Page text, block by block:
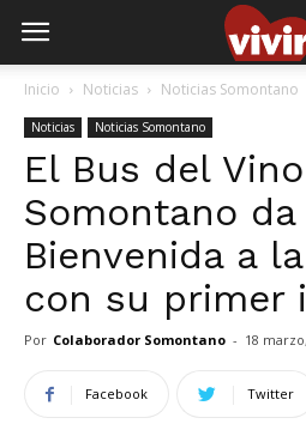
Inicio Noticias Noticias Somontano
Noticias Noticias Somontano
El Bus del Vino
Somontano da
Bienvenida a
con su primer
Por Colaborador Somontano - 18
Facebook Twitter